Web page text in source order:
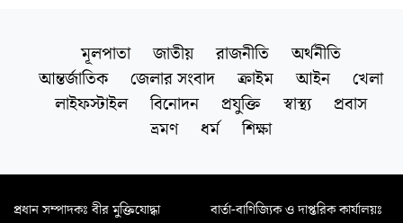
মূলপাতা জাতীয় রাজনীতি
অর্থনীতি
আন্তর্জাতিক
জেলার সংবাদ ক্রাইম আইন
খেলা
লাইফস্টাইল
বিনোদন প্রযুক্তি স্বাস্থ্য
প্রবাস
ভ্রমণ
ধর্ম শিক্ষা
প্রধান সম্পাদকঃ বীর মুক্তিযোদ্ধা
বার্তা-বাণিজ্যিক ও দাপ্তরিক কার্যালয়ঃ